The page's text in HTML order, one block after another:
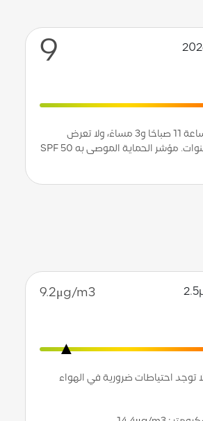
9
ابق في الداخل بين الساعة 11 صباحًا و3 مساءً، ولا تعرض
9.2μg/m3
توجد احتياطات ضرورية في الهواء